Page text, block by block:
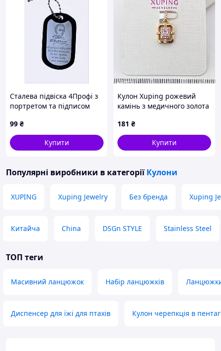
Сталева підвіска 4Профі з
портретом та підписом
99 ₴
Купити
Кулон Xuping рожевий
камінь з медичного золота
181 ₴
Купити
Популярні виробники в категорії Кулони
XUPING Xuping Jewelry Без бренда Xuping
Китайча China DSGn STYLE Stainless Steel
ТОП теги
Масивний ланцюжок Набір ланцюжків
Диспенсер для їжі для птахів Кулон черепкція в